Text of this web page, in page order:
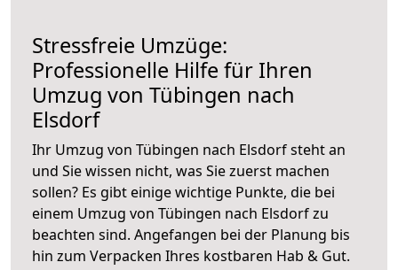
Stressfreie Umzüge:
Professionelle Hilfe für Ihren
Umzug von Tübingen nach
Elsdorf
Ihr Umzug von Tübingen nach Elsdorf steht an
und Sie wissen nicht, was Sie zuerst machen
sollen? Es gibt einige wichtige Punkte, die bei
einem Umzug von Tübingen nach Elsdorf zu
beachten sind. Angefangen bei der Planung bis
hin zum Verpacken Ihres kostbaren Hab & Gut.